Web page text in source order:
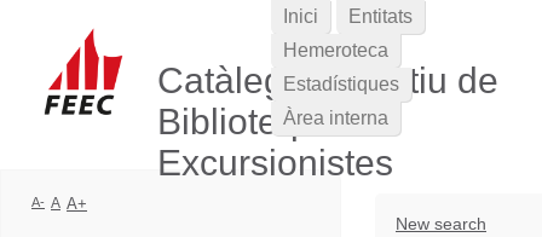
Catàleg Col·lectiu de
Biblioteques
Excursionistes
New search
Inici
Entitats
Hemeroteca
Estadístiques
Àrea interna
A- A A+